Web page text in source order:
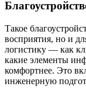
Такое
восприятия, но и
логистику — как
какие элементы
комфортнее. Это
инженерную